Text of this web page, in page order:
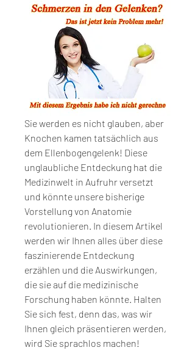
Sie werden es nicht glauben, aber
Knochen kamen tatsächlich aus
dem Ellenbogengelenk! Diese
unglaubliche Entdeckung hat die
Medizinwelt in Aufruhr versetzt
und könnte unsere bisherige
Vorstellung von Anatomie
revolutionieren. In diesem Artikel
werden wir Ihnen alles über diese
faszinierende Entdeckung
erzählen und die Auswirkungen,
die sie auf die medizinische
Forschung haben könnte. Halten
Sie sich fest, denn das, was wir
Ihnen gleich präsentieren werden,
wird Sie sprachlos machen!